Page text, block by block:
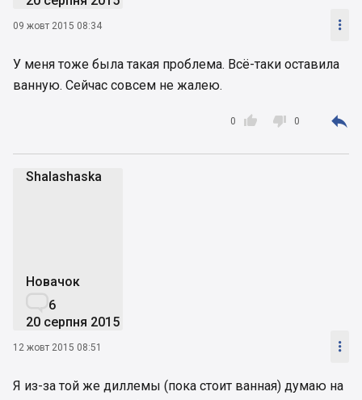
09 жовт 2015 08:34 
У меня тоже была такая проблема. Всё-таки оставила
ванную. Сейчас совсем не жалею.

0  0 
Shalashaska
Новачок
6
20 серпня 2015
12 жовт 2015 08:51 
Я из-за той же диллемы (пока стоит ванная) думаю на